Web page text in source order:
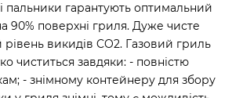
пальники гарантують оптимальний
90% поверхні гриля. Дуже чисте
викидів CO2. Газовий гриль
чиститься завдяки: - повністю
- знімному контейнеру для збору